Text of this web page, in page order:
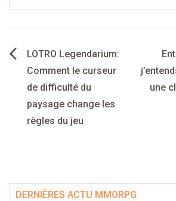
Navigation
de
l’article
LOTRO Legendarium:
Comment le curseur
de difficulté du
paysage change les
règles du jeu
une
DERNIÈRES ACTU MMORPG